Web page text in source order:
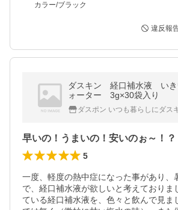
カラー/ブラック
違反報
ダスキン 経口補水液 いき
ォーター 3g×30袋入り
ダスポン いつも暮らしにダス
早いの！うまいの！安いのぉ～！？
5
一度、軽度の熱中症になった事があり、
で、経口補水液が欲しいと考えておりま
ている経口補水液を、色々と飲んで見ま